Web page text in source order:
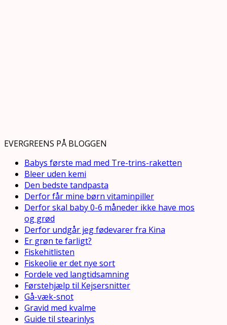
EVERGREENS PÅ BLOGGEN
Babys første mad med Tre-trins-raketten
Bleer uden kemi
Den bedste tandpasta
Derfor får mine børn vitaminpiller
Derfor skal baby 0-6 måneder ikke have mos
og grød
Derfor undgår jeg fødevarer fra Kina
Er grøn te farligt?
Fiskehitlisten
Fiskeolie er det nye sort
Fordele ved langtidsamning
Førstehjælp til Kejsersnitter
Gå-væk-snot
Gravid med kvalme
Guide til stearinlys